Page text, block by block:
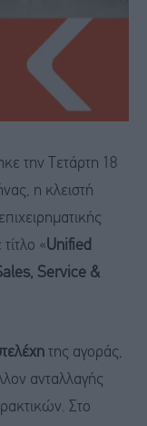
την Τετάρτη 18
η κλειστή
επιχειρηματικής
τίτλο «Unified
Service &
της αγοράς,
ανταλλαγής
Στο